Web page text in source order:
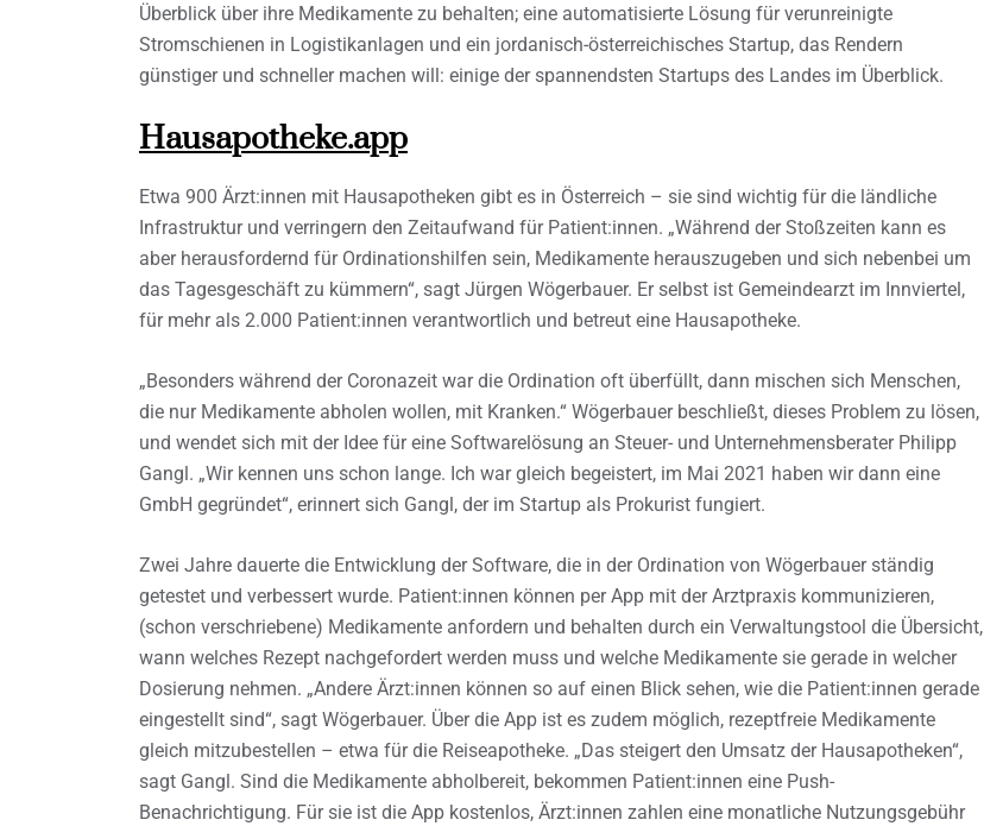
Überblick über ihre Medikamente zu behalten; eine automatisierte Lösung für verunreinigte
Stromschienen in Logistikanlagen und ein jordanisch-österreichisches Startup, das Rendern
günstiger und schneller machen will: einige der spannendsten Startups des Landes im Überblick.
Hausapotheke.app
Etwa 900 Ärzt:innen mit Hausapotheken gibt es in Österreich – sie sind wichtig für die ländliche
Infrastruktur und verringern den Zeitaufwand für Patient:innen. „Während der Stoßzeiten kann es
aber herausfordernd für Ordinationshilfen sein, Medikamente herauszugeben und sich nebenbei um
das Tagesgeschäft zu kümmern“, sagt Jürgen Wögerbauer. Er selbst ist Gemeindearzt im Innviertel,
für mehr als 2.000 Patient:innen verantwortlich und betreut eine Hausapotheke.
„Besonders während der Coronazeit war die Ordination oft überfüllt, dann mischen sich Menschen,
die nur Medikamente abholen wollen, mit Kranken.“ Wögerbauer beschließt, dieses Problem zu lösen,
und wendet sich mit der Idee für eine Softwarelösung an Steuer- und Unternehmensberater Philipp
Gangl. „Wir kennen uns schon lange. Ich war gleich begeistert, im Mai 2021 haben wir dann eine
GmbH gegründet“, erinnert sich Gangl, der im Startup als Prokurist fungiert.
Zwei Jahre dauerte die Entwicklung der Software, die in der Ordination von Wögerbauer ständig
getestet und verbessert wurde. Patient:innen können per App mit der Arztpraxis kommunizieren,
(schon verschriebene) Medikamente anfordern und behalten durch ein Verwaltungstool die Übersicht,
wann welches Rezept nachgefordert werden muss und welche Medikamente sie gerade in welcher
Dosierung nehmen. „Andere Ärzt:innen können so auf einen Blick sehen, wie die Patient:innen gerade
eingestellt sind“, sagt Wögerbauer. Über die App ist es zudem möglich, rezeptfreie Medikamente
gleich mitzubestellen – etwa für die Reiseapotheke. „Das steigert den Umsatz der Hausapotheken“,
sagt Gangl. Sind die Medikamente abholbereit, bekommen Patient:innen eine Push-
Benachrichtigung. Für sie ist die App kostenlos, Ärzt:innen zahlen eine monatliche Nutzungsgebühr